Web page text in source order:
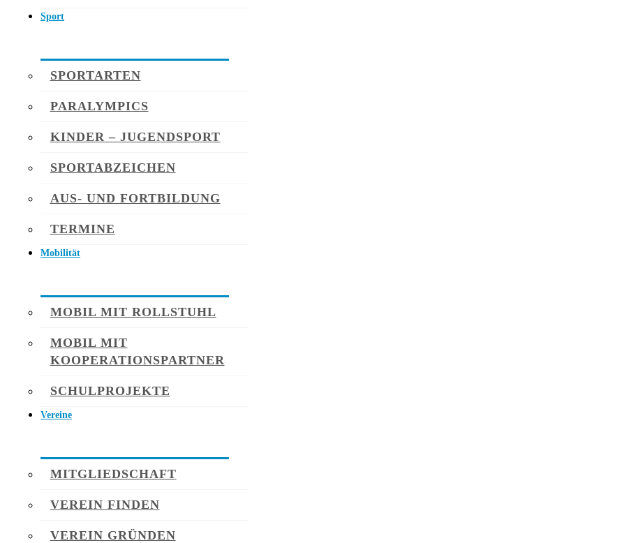
Sport
SPORTARTEN
PARALYMPICS
KINDER – JUGENDSPORT
SPORTABZEICHEN
AUS- UND FORTBILDUNG
TERMINE
Mobilität
MOBIL MIT ROLLSTUHL
MOBIL MIT
KOOPERATIONSPARTNER
SCHULPROJEKTE
Vereine
MITGLIEDSCHAFT
VEREIN FINDEN
VEREIN GRÜNDEN